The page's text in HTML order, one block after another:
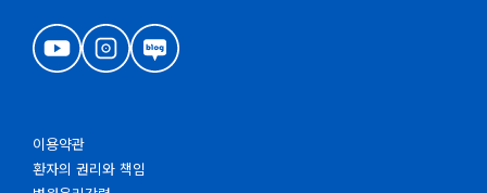
이용약관
환자의 권리와 책임